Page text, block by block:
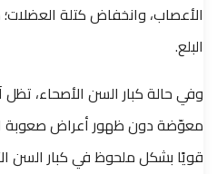
الأعصاب، وانخفاض كتلة
البلع.
وفي حالة كبار السن الأصحاء، تظل
معوّضة دون ظهور أعراض صعوبة
قويًا بشكل ملحوظ في كبار السن